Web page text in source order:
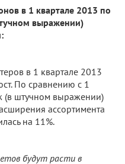
в 1 квартале 2013 по
выражении)
в 1 квартале 2013
По сравнению с 1
(в штучном выражении)
ассортимента
на 11%.
будут расти в